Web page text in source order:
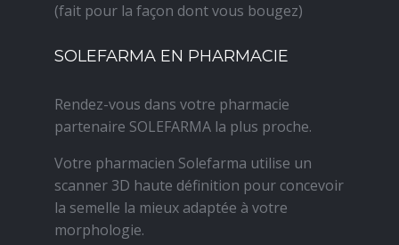
(fait pour la façon dont vous bougez)
SOLEFARMA EN PHARMACIE
Rendez-vous dans votre pharmacie
partenaire SOLEFARMA la plus proche.
Votre pharmacien Solefarma utilise un
scanner 3D haute définition pour concevoir
la semelle la mieux adaptée à votre
morphologie.